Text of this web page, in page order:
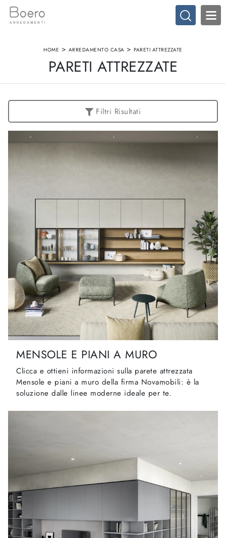
HOME > ARREDAMENTO CASA >PARETI ATTREZZATE
PARETI ATTREZZATE
Filtri Risultati
MENSOLE E PIANI A MURO
Clicca e ottieni informazioni sulla parete attrezzata
Mensole e piani a muro della firma Novamobili: è la
soluzione dalle linee moderne ideale per te.